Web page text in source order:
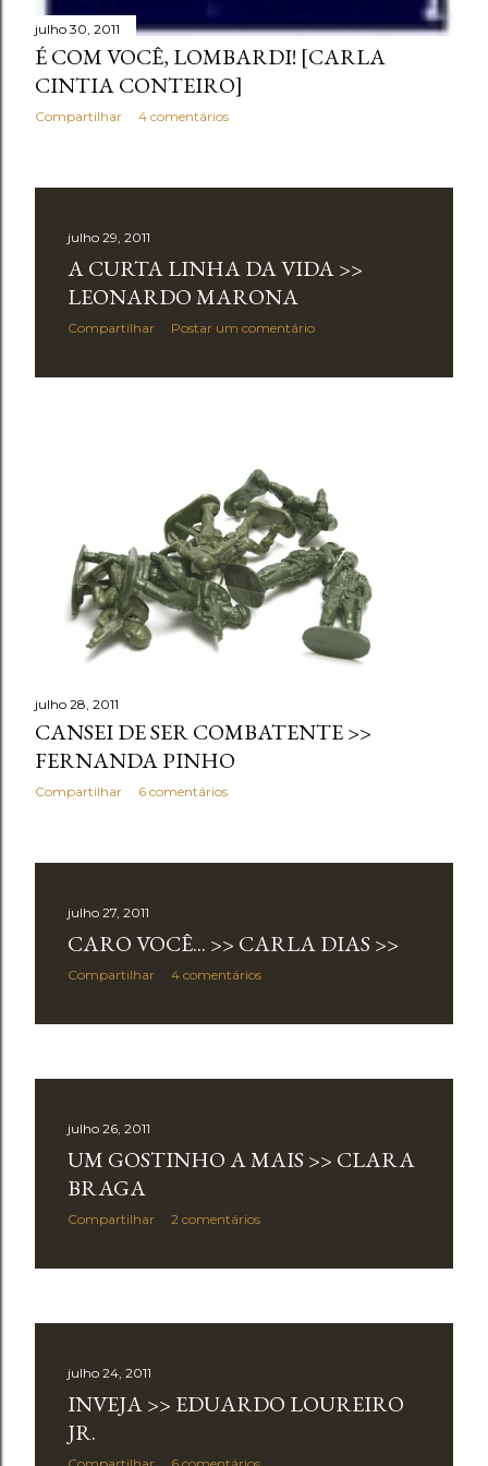
julho 30, 2011
É COM VOCÊ, LOMBARDI! [CARLA
CINTIA CONTEIRO]
Compartilhar 4 comentários
julho 29, 2011
A CURTA LINHA DA VIDA >>
LEONARDO MARONA
Compartilhar Postar um comentário
julho 28, 2011
CANSEI DE SER COMBATENTE >>
FERNANDA PINHO
Compartilhar 6 comentários
julho 27, 2011
CARO VOCÊ... >> CARLA DIAS >>
Compartilhar 4 comentários
julho 26, 2011
UM GOSTINHO A MAIS >> CLARA
BRAGA
Compartilhar 2 comentários
julho 24, 2011
INVEJA >> EDUARDO LOUREIRO
JR.